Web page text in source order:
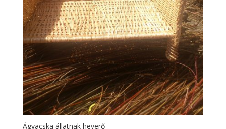
Ágyacska állatnak heverő